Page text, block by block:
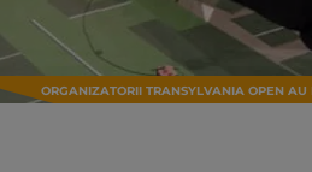
ORGANIZATORII TRANSYLVANIA OPEN